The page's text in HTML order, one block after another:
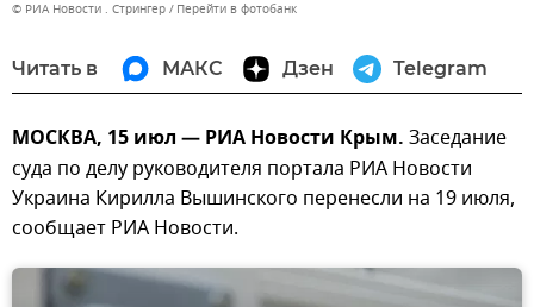
© РИА Новости . Стрингер Перейти в фотобанк
Читать в МАКС Дзен Telegram
МОСКВА, 15 июл — РИА Новости Крым. Заседание
суда по делу руководителя портала РИА Новости
Украина Кирилла Вышинского перенесли на 19 июля,
сообщает РИА Новости.